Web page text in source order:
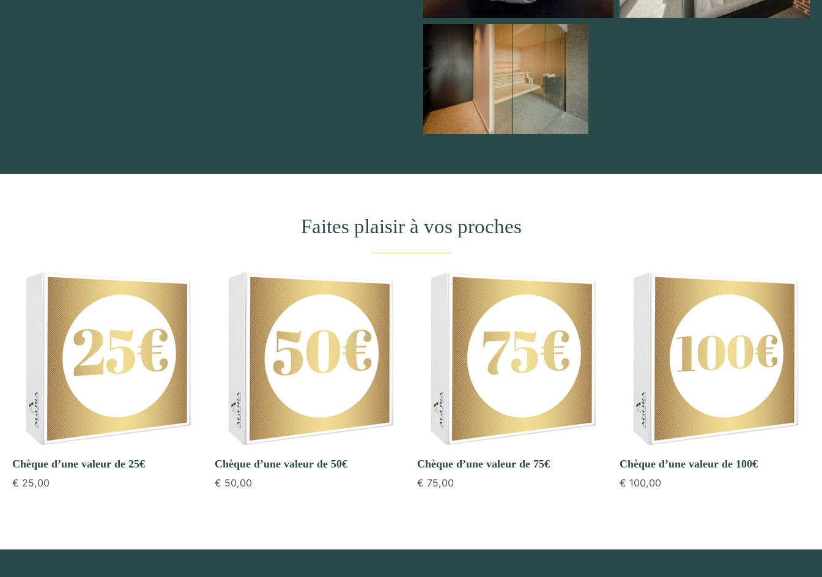
Faites plaisir à vos proches
Chèque d’une valeur de 25€
€ 25,00
Chèque d’une valeur de 50€
€ 50,00
Chèque d’une valeur de 75€
€ 75,00
Chèque d’une valeur de 100€
€ 100,00